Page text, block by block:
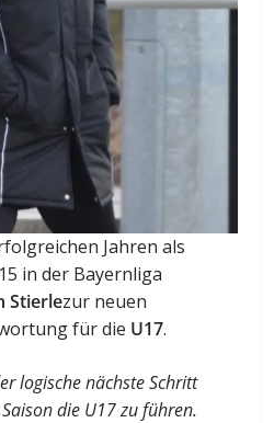
Jahren als
in der Bayernliga
Stierlezur neuen
für die U17.
logische nächste Schritt
die U17 zu führen.